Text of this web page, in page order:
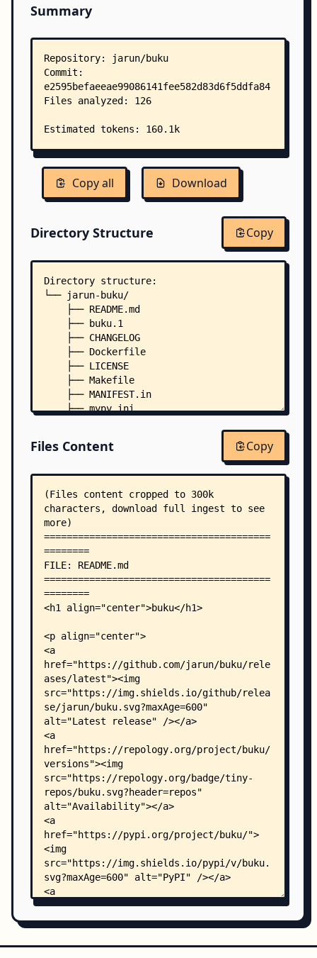
Summary
Copy all Download
Directory Structure Copy
Directory structure:
└── jarun-buku/
    ├── README.md
    ├── buku.1
    ├── CHANGELOG
    ├── Dockerfile
    ├── LICENSE
    ├── Makefile
    ├── MANIFEST.in
    ├── mypy.ini
    ├── requirements.txt
    ├── tox.ini
    ├── .pre-commit-config.yaml
    ├── .readthedocs.yaml
    ├── auto-completion/
    │   ├── bash/
    │   │   └── buku-completion.bash
    │   ├── fish/
    │   │   └── buku.fish
    │   └── zsh/
    │       └── _buku
    │   ├── README.md
    │   ├── __init__.py
    │   ├── __main__.py
    │   ├── api.py
    │   ├── bookmarklet.js
    │   ├── filters.py
    │   ├── forms.py
    │   ├── requirements.txt
    │   ├── response.py
    │   ├── server.py
    │   ├── util.py
    │   ├── views.py
    │   ├── apidocs/
    │   │   ├── template.yml
    │   │   ├── bookmark/
    │   │   │   ├── delete.yml
    │   │   │   ├── get.yml
    │   │   │   └── put.yml
    │   │   ├── bookmark_range/
    │   │   │   ├── delete.yml
    │   │   │   ├── get.yml
    │   │   ├── bookmark_refresh/
Files Content Copy